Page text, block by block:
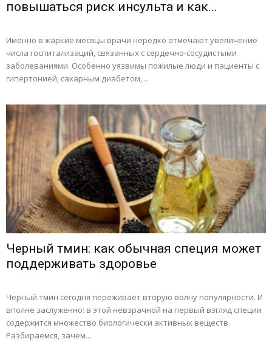
повышаться риск инсульта и как...
Именно в жаркие месяцы врачи нередко отмечают увеличение
числа госпитализаций, связанных с сердечно-сосудистыми
заболеваниями. Особенно уязвимы пожилые люди и пациенты с
гипертонией, сахарным диабетом,...
Черный тмин: как обычная специя может
поддерживать здоровье
Черный тмин сегодня переживает вторую волну популярности. И
вполне заслуженно: в этой невзрачной на первый взгляд специи
содержится множество биологически активных веществ.
Разбираемся, зачем...